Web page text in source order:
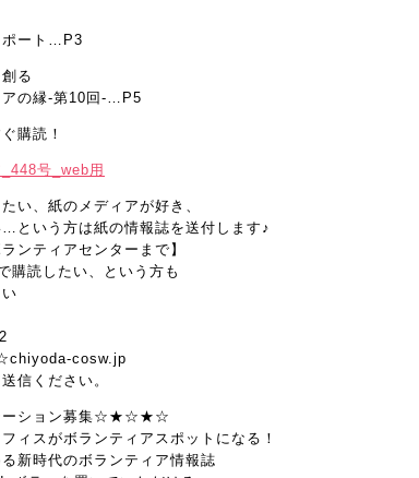
ポート…P3
る
アの縁-第10回-…P5
購読！
号_web用
い、紙のメディアが好き、
という方は紙の情報誌を送付します♪
ンティアセンターまで】
購読したい、という方も
cosw.jp
信ください。
ション募集☆★☆★☆
ィスがボランティアスポットになる！
新時代のボランティア情報誌